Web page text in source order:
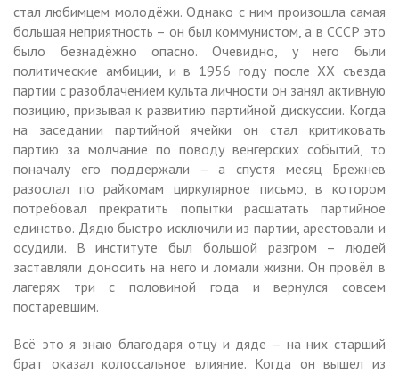
стал любимцем молодёжи. Однако с ним произошла самая
большая неприятность – он был коммунистом, а в СССР это
было безнадёжно опасно. Очевидно, у него были
политические амбиции, и в 1956 году после ХХ съезда
партии с разоблачением культа личности он занял активную
позицию, призывая к развитию партийной дискуссии. Когда
на заседании партийной ячейки он стал критиковать
партию за молчание по поводу венгерских событий, то
поначалу его поддержали – а спустя месяц Брежнев
разослал по райкомам циркулярное письмо, в котором
потребовал прекратить попытки расшатать партийное
единство. Дядю быстро исключили из партии, арестовали и
осудили. В институте был большой разгром – людей
заставляли доносить на него и ломали жизни. Он провёл в
лагерях три с половиной года и вернулся совсем
постаревшим.
Всё это я знаю благодаря отцу и дяде – на них старший
брат оказал колоссальное влияние. Когда он вышел из